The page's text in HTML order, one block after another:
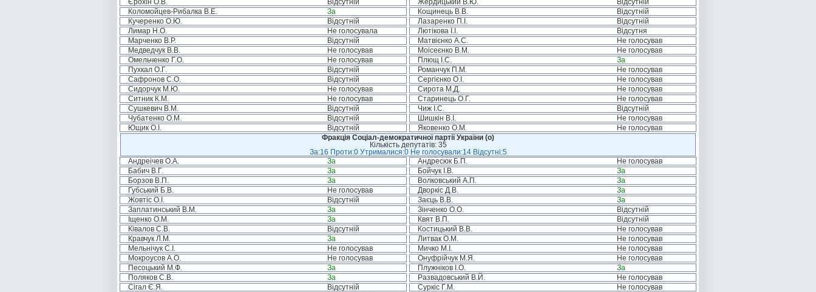
Єрохін О.В.
Відсутній Жердицький В.Ю.
Відсутній
Коломойцев-Рибалка В.Е.
За Кощинець В.В.
Відсутній
Кучеренко О.Ю.
Відсутній Лазаренко П.І.
Відсутній
Лимар Н.О.
Не голосувала Лютікова І.І.
Відсутня
Марченко В.Р.
Відсутній Матвієнко А.С.
Не голосував
Медведчук В.В.
Не голосував Моісеєнко В.М.
Не голосував
Омельченко Г.О.
Не голосував Плющ І.С.
За
Пухкал О.Г.
Відсутній Романчук П.М.
Не голосував
Сафронов С.О.
Відсутній Сергієнко О.І.
Не голосував
Сидорчук М.Ю.
Не голосував Сирота М.Д.
Не голосував
Ситник К.М.
Не голосував Старинець О.Г.
Не голосував
Сушкевич В.М.
Відсутній Чиж І.С.
Відсутній
Чубатенко О.М.
Відсутній Шишкін В.І.
Не голосував
Ющик О.І.
Відсутній Яковенко О.М.
Не голосував
Фракція Соціал-демократичної партії України (о)
Кількість депутатів: 35
За:16 Проти:0 Утрималися:0 Не голосували:14 Відсутні:5
Андреічев О.А.
За Андресюк Б.П.
Не голосував
Бабич В.Г.
За Бойчук І.В.
За
Борзов В.П.
За Волковський А.П.
За
Губський Б.В.
Не голосував Дворкіс Д.В.
За
Жовтіс О.І.
Відсутній Заєць В.В.
За
Заплатинський В.М.
За Зінченко О.О.
Відсутній
Іщенко О.М.
За Квят В.П.
Відсутній
Ківалов С.В.
Відсутній Костицький В.В.
Не голосував
Кравчук Л.М.
За Литвак О.М.
Не голосував
Мельнічук С.І.
Не голосував Мичко М.І.
Не голосував
Мокроусов А.О.
Не голосував Онуфрійчук М.Я.
Не голосував
Песоцький М.Ф.
За Плужніков І.О.
За
Поляков С.В.
За Развадовський В.Й.
Не голосував
Сігал Є.Я.
Відсутній Суркіс Г.М.
Не голосував